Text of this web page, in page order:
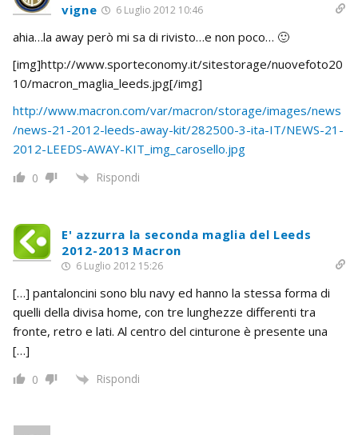
vigne 6 Luglio 2012 10:46
ahia…la away però mi sa di rivisto…e non poco… 🙂
[img]http://www.sporteconomy.it/sitestorage/nuovefoto20
10/macron_maglia_leeds.jpg[/img]
http://www.macron.com/var/macron/storage/images/news
/news-21-2012-leeds-away-kit/282500-3-ita-IT/NEWS-21-
2012-LEEDS-AWAY-KIT_img_carosello.jpg
0 Rispondi
E' azzurra la seconda maglia del Leeds
2012-2013 Macron
6 Luglio 2012 15:26
[…] pantaloncini sono blu navy ed hanno la stessa forma di
quelli della divisa home, con tre lunghezze differenti tra
fronte, retro e lati. Al centro del cinturone è presente una
[…]
0 Rispondi